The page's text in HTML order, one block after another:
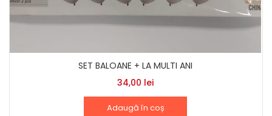
SET BALOANE + LA MULTI ANI
34,00 lei
Adaugă în coș